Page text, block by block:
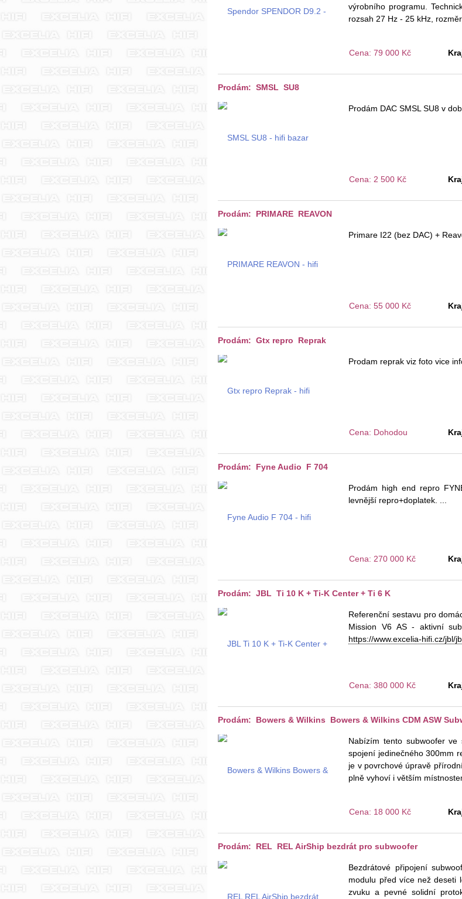
výrobního programu.
rozsah 27 Hz - 25 kHz,
Cena: 79 000 Kč
Prodám: SMSL SU8
Prodám DAC SMSL SU8 v
Cena: 2 500 Kč
Prodám: PRIMARE REAVON
Primare I22 (bez DAC) +
Cena: 55 000 Kč
Prodám: Gtx repro Reprak
Prodam reprak viz foto vice
Cena: Dohodou
Prodám: Fyne Audio F 704
Prodám high end repro
levnější repro+doplatek. ...
Cena: 270 000 Kč
Prodám: JBL Ti 10 K + Ti-K Center + Ti 6 K
Referenční sestavu pro
Mission V6 AS - aktivní
https://www.excelia-hifi.cz/jbl/
Cena: 380 000 Kč
Prodám: Bowers & Wilkins Bowers & Wilkins CDM ASW
Nabízím tento subwoofer
spojení jedinečného 300mm
je v povrchové úpravě
plně vyhoví i větším
Cena: 18 000 Kč
Prodám: REL REL AirShip bezdrát pro subwoofer
Bezdrátové připojení
modulu před více než deseti
zvuku a pevné solidní